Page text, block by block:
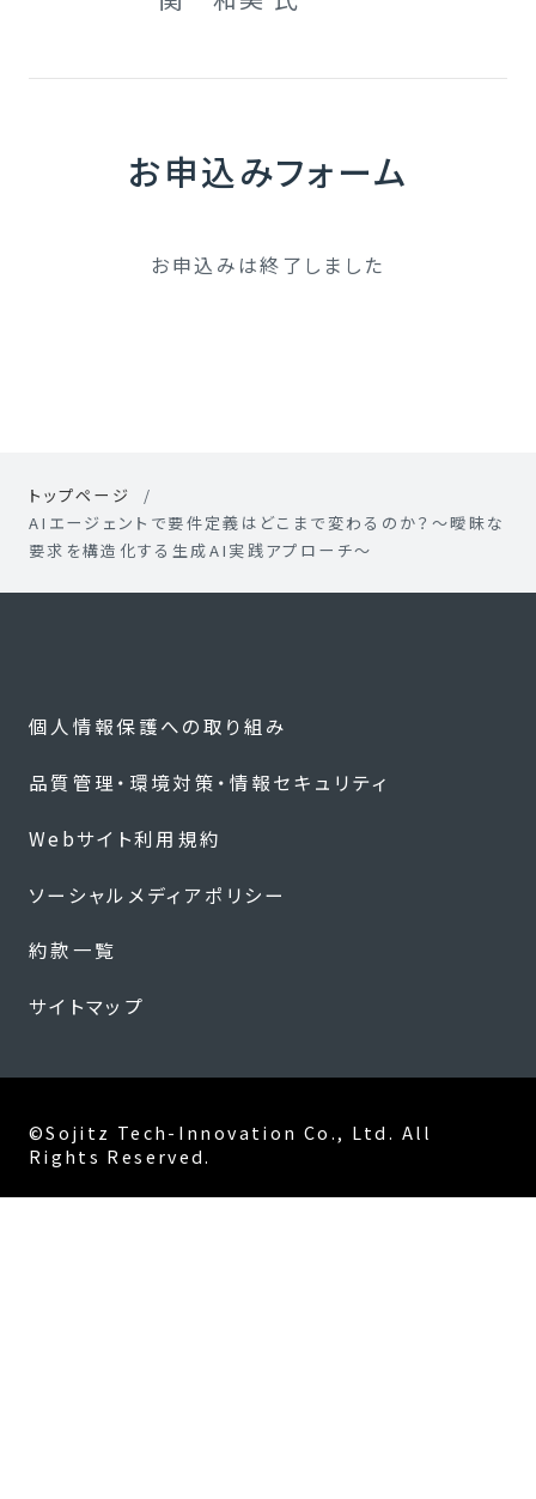
お申込みフォーム
お申込みは終了しました
トップページ
AIエージェントで要件定義はどこまで変わるのか？〜曖昧な
要求を構造化する生成AI実践アプローチ〜
個人情報保護への取り組み
品質管理・環境対策・情報セキュリティ
Webサイト利用規約
ソーシャルメディアポリシー
約款一覧
サイトマップ
©Sojitz Tech-Innovation Co., Ltd. All
Rights Reserved.